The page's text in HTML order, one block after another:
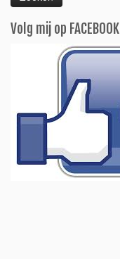
Volg mij op FACEBOOK